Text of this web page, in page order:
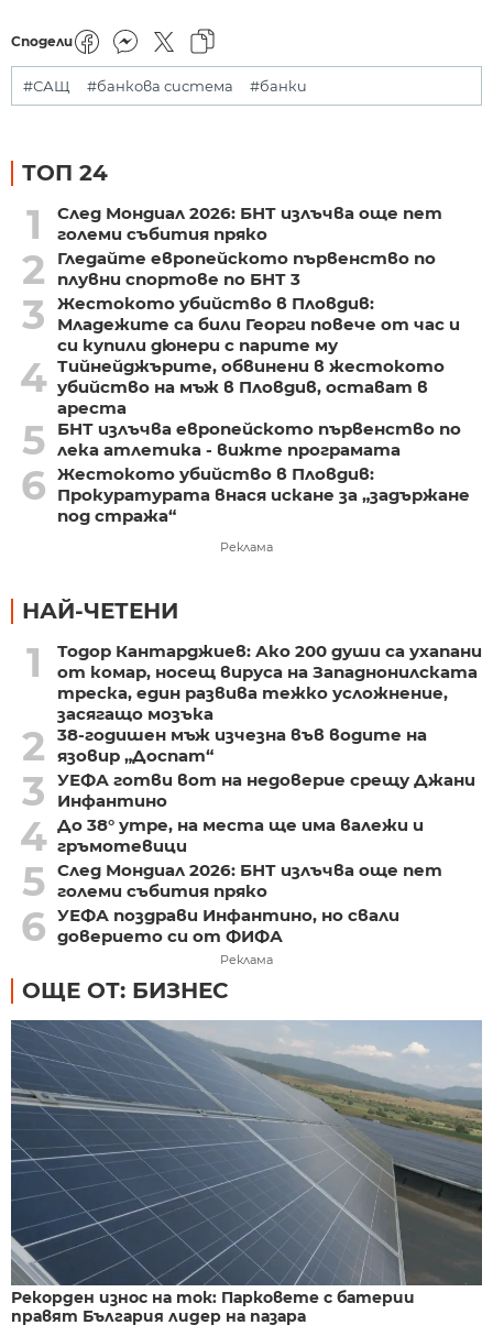
Сподели
#САЩ #банкова система #банки
ТОП 24
1
След Мондиал 2026: БНТ излъчва още пет
големи събития пряко
2
Гледайте европейското първенство по
плувни спортове по БНТ 3
3
Жестокото убийство в Пловдив:
Младежите са били Георги повече от час и
си купили дюнери с парите му
4 Тийнейджърите, обвинени в жестокото
убийство на мъж в Пловдив, остават в
ареста
5
БНТ излъчва европейското първенство по
лека атлетика - вижте програмата
6 Жестокото убийство в Пловдив:
Прокуратурата внася искане за „задържане
под стража“
Реклама
НАЙ-ЧЕТЕНИ
1
Тодор Кантарджиев: Ако 200 души са ухапани
от комар, носещ вируса на Западнонилската
треска, един развива тежко усложнение,
засягащо мозъка
2
38-годишен мъж изчезна във водите на
язовир „Доспат“
3
УЕФА готви вот на недоверие срещу Джани
Инфантино
4 До 38° утре, на места ще има валежи и
гръмотевици
5 След Мондиал 2026: БНТ излъчва още пет
големи събития пряко
6 УЕФА поздрави Инфантино, но свали
доверието си от ФИФА
Реклама
ОЩЕ ОТ: БИЗНЕС
Рекорден износ на ток: Парковете с батерии
правят България лидер на пазара